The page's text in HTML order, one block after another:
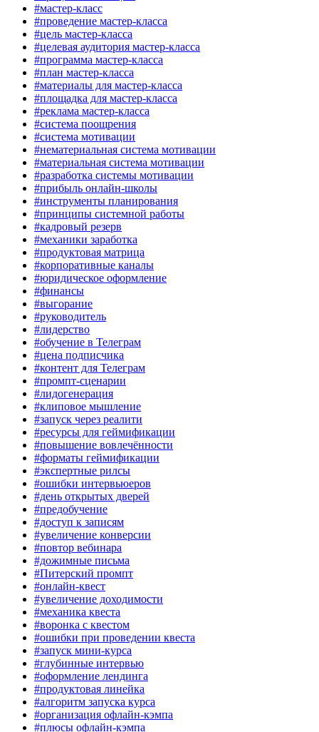
#мастер-класс
#проведение мастер-класса
#цель мастер-класса
#целевая аудитория мастер-класса
#программа мастер-класса
#план мастер-класса
#материалы для мастер-класса
#площадка для мастер-класса
#реклама мастер-класса
#система поощрения
#система мотивации
#нематериальная система мотивации
#материальная система мотивации
#разработка системы мотивации
#прибыль онлайн-школы
#инструменты планирования
#принципы системной работы
#кадровый резерв
#механики заработка
#продуктовая матрица
#корпоративные каналы
#юридическое оформление
#финансы
#выгорание
#руководитель
#лидерство
#обучение в Телеграм
#цена подписчика
#контент для Телеграм
#промпт-сценарии
#лидогенерация
#клиповое мышление
#запуск через реалити
#ресурсы для геймификации
#повышение вовлечённости
#форматы геймификации
#экспертные рилсы
#ошибки интервьюеров
#день открытых дверей
#предобучение
#доступ к записям
#увеличение конверсии
#повтор вебинара
#дожимные письма
#Питерский промпт
#онлайн-квест
#увеличение доходимости
#механика квеста
#воронка с квестом
#ошибки при проведении квеста
#запуск мини-курса
#глубинные интервью
#оформление лендинга
#продуктовая линейка
#алгоритм запуска курса
#организация офлайн-кэмпа
#плюсы офлайн-кэмпа